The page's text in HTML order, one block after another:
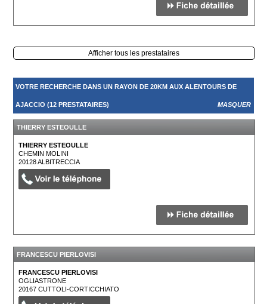
Afficher tous les prestataires
VOTRE RECHERCHE DANS UN RAYON DE 20KM AUX ALENTOURS DE
AJACCIO (12 PRESTATAIRES) MASQUER
THIERRY ESTEOULLE
THIERRY ESTEOULLE
CHEMIN MOLINI
20128ALBITRECCIA
FRANCESCU PIERLOVISI
FRANCESCU PIERLOVISI
OGLIASTRONE
20167CUTTOLI-CORTICCHIATO